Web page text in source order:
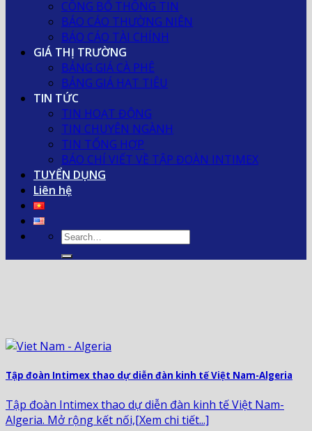
CÔNG BỐ THÔNG TIN
BÁO CÁO THƯỜNG NIÊN
BÁO CÁO TÀI CHÍNH
GIÁ THỊ TRƯỜNG
BẢNG GIÁ CÀ PHÊ
BẢNG GIÁ HẠT TIÊU
TIN TỨC
TIN HOẠT ĐỘNG
TIN CHUYÊN NGÀNH
TIN TỔNG HỢP
BÁO CHÍ VIẾT VỀ TẬP ĐOÀN INTIMEX
TUYỂN DỤNG
Liên hệ
Tập đoàn Intimex thao dự diễn đàn kinh tế Việt Nam-Algeria
Tập đoàn Intimex thao dự diễn đàn kinh tế Việt Nam-
Algeria. Mở rộng kết nối,[Xem chi tiết...]